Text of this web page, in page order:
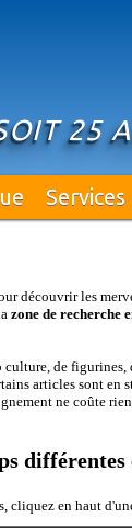
25
Services
découvrir les
zone de recherche
de figurines,
articles sont en
ne coûte
différentes
cliquez en haut